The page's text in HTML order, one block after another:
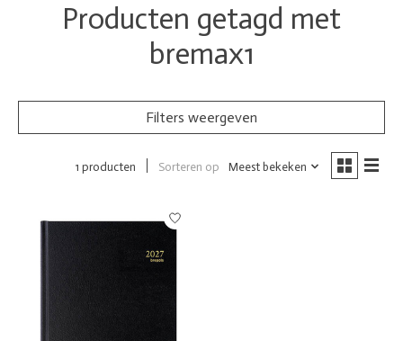
Producten getagd met
bremax1
Filters weergeven
1 producten Sorteren op Meest bekeken